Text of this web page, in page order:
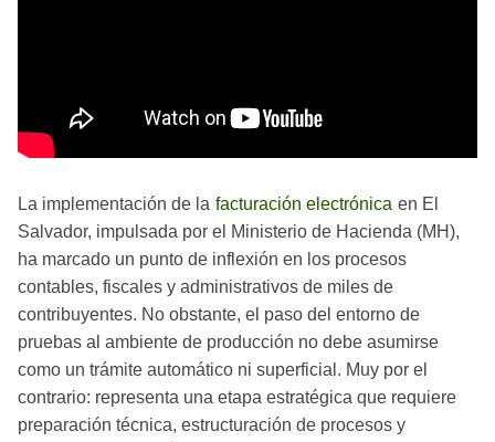
La implementación de la facturación electrónica en El
Salvador, impulsada por el Ministerio de Hacienda (MH),
ha marcado un punto de inflexión en los procesos
contables, fiscales y administrativos de miles de
contribuyentes. No obstante, el paso del entorno de
pruebas al ambiente de producción no debe asumirse
como un trámite automático ni superficial. Muy por el
contrario: representa una etapa estratégica que requiere
preparación técnica, estructuración de procesos y